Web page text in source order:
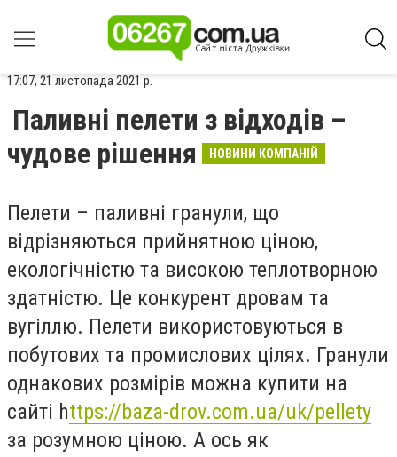
17:07, 21 листопада 2021 р.
Паливні пелети з відходів –
чудове рішення
НОВИНИ КОМПАНІЙ
Пелети – паливні гранули, що
відрізняються прийнятною ціною,
екологічністю та високою теплотворною
здатністю. Це конкурент дровам та
вугіллю. Пелети використовуються в
побутових та промислових цілях. Гранули
однакових розмірів можна купити на
сайті https://baza-drov.com.ua/uk/pellety
за розумною ціною. А ось як